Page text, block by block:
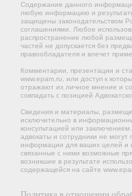
Содержание данного
любую информацию и
защищены законодательством
соглашениями. Любое
распространение любой
частей не допускается без
правообладателя и влечет
Комментарии, презентации и
www.epam.ru, или доступ к
отражают их личное мнение и
совпадать с позицией
Сведения и материалы,
исключительно в
консультацией или
адвокаты и сотрудники не могут
информации для ваших целей и
связанные с ними возможные
возникшие в результате
содержащейся на сайте